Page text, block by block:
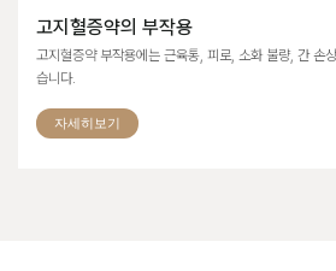
고지혈증약의 부작용
고지혈증약 부작용에는 근육통, 피로, 소화 불량, 간 손
습니다.
자세히보기